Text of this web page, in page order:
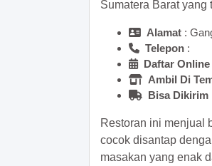
Sumatera Barat yang
Alamat :
Telepon :
Daftar Online
Ambil Di
Bisa Dikirim
Restoran ini menjual
cocok disantap
masakan yang enak